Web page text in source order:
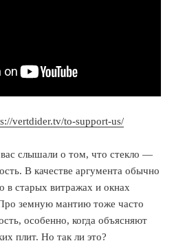
vertdider.tv/to-support-us/
слышали о том, что стекло —
В качестве аргумента обычно
в старых витражах и окнах
земную мантию тоже часто
особенно, когда объясняют
плит. Но так ли это?